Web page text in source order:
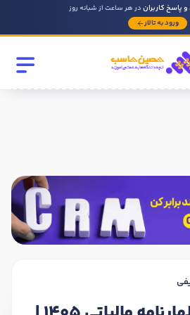
پاسخ کاربراندر هر ساعت از شبانه روز
ورود به تالار
رهبری دارید ؟
مختصر از فعالیتی که در حسابداری